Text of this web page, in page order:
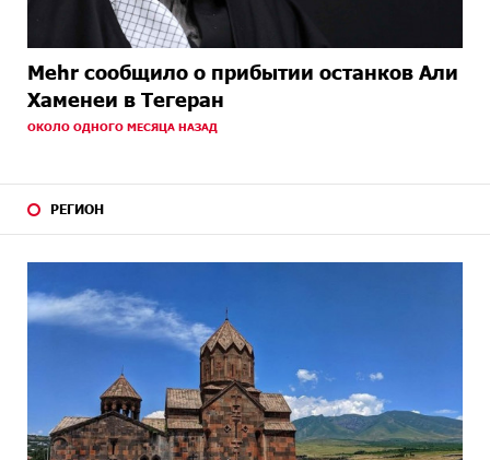
Mehr сообщило о прибытии останков Али
Хаменеи в Тегеран
ОКОЛО ОДНОГО МЕСЯЦА НАЗАД
РЕГИОН